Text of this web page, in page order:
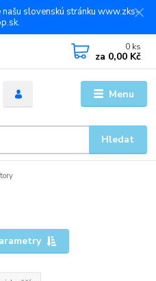
slovenskú stránku www.zks-
Menu
Hledat
0 ks
za 0,00 Kč